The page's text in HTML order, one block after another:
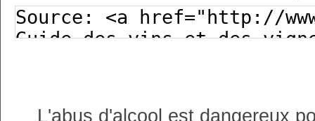
L'abus d'alcool est dangereux